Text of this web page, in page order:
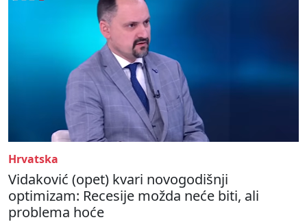
Hrvatska
Vidaković (opet) kvari novogodišnji
optimizam: Recesije možda neće biti, ali
problema hoće